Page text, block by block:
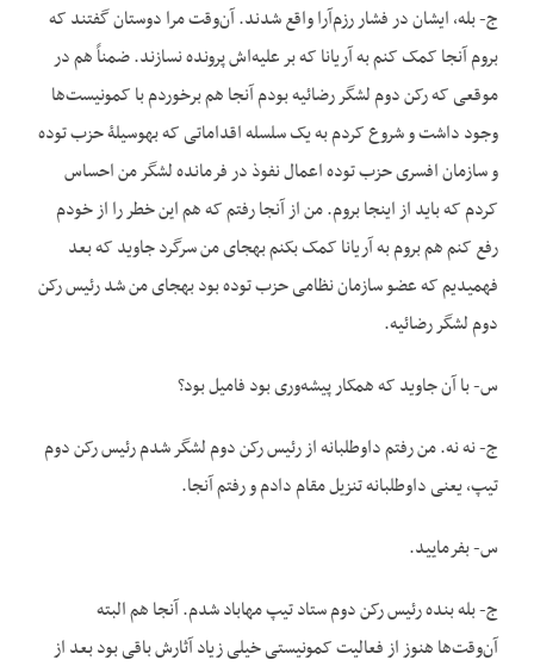
ج- بله، ایشان در فشار رزم‌آرا واقع شدند. آن‌وقت مرا دوستان گفتند که
بروم آنجا کمک کنم به آریانا که بر علیه‌‌اش پرونده نسازند. ضمناً هم در
موقعی که رکن دوم لشگر رضائیه بودم آنجا هم برخوردم با کمونیست‌ها
وجود داشت و شروع کردم به یک سلسله اقداماتی که به‏وسیلۀ حزب توده
و سازمان افسری حزب توده اعمال نفوذ در فرمانده لشگر من احساس
کردم که باید از اینجا بروم. من از آنجا رفتم که هم این خطر را از خودم
رفع کنم هم بروم به آریانا کمک بکنم به‏جای من سرگرد جاوید که بعد
فهمیدیم که عضو سازمان نظامی‌ حزب توده بود به‏جای من شد رئیس رکن
دوم لشگر رضائیه.
س- با آن جاوید که همکار پیشه‌وری بود فامیل بود؟
ج- نه نه. من رفتم داوطلبانه از رئیس رکن دوم لشگر شدم رئیس رکن دوم
تیپ، یعنی داوطلبانه تنزیل مقام دادم و رفتم آنجا.
س- بفرمایید.
ج- بله بنده رئیس رکن دوم ستاد تیپ مهاباد شدم. آنجا هم البته
آن‌وقت‌ها هنوز از فعالیت کمونیستی خیلی زیاد آثارش باقی بود بعد از